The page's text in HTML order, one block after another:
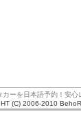
カーを日本語予約！安
(C) 2006-2010